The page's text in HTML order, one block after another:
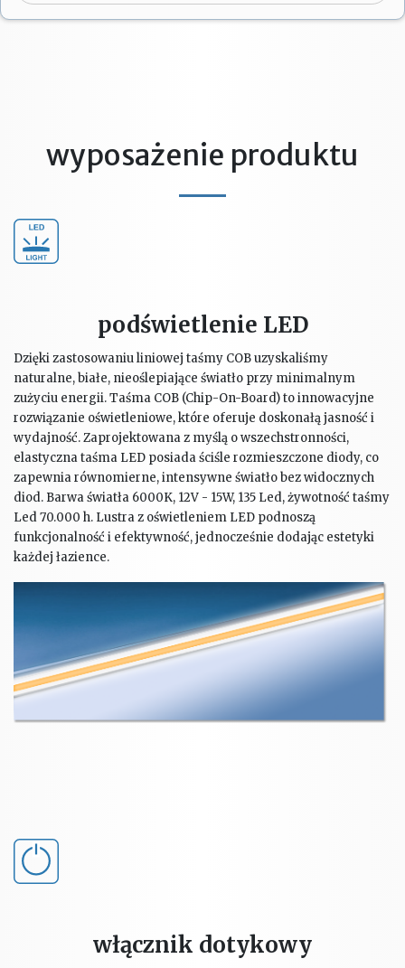
wyposażenie produktu
podświetlenie LED
Dzięki zastosowaniu liniowej taśmy COB uzyskaliśmy
naturalne, białe, nieoślepiające światło przy minimalnym
zużyciu energii. Taśma COB (Chip-On-Board) to innowacyjne
rozwiązanie oświetleniowe, które oferuje doskonałą jasność i
wydajność. Zaprojektowana z myślą o wszechstronności,
elastyczna taśma LED posiada ściśle rozmieszczone diody, co
zapewnia równomierne, intensywne światło bez widocznych
diod. Barwa światła 6000K, 12V - 15W, 135 Led, żywotność taśmy
Led 70.000 h. Lustra z oświetleniem LED podnoszą
funkcjonalność i efektywność, jednocześnie dodając estetyki
każdej łazience.
włącznik dotykowy